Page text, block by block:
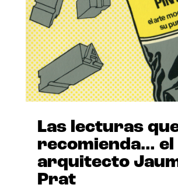
Las lecturas
recomienda… el
arquitecto
Prat